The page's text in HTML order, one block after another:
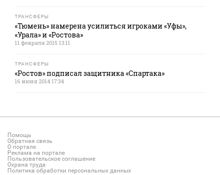
ТРАНСФЕРЫ
«Тюмень» намерена усилиться игроками «Уфы»,
«Урала» и «Ростова»
11 февраля 2015 13:11
ТРАНСФЕРЫ
«Ростов» подписал защитника «Спартака»
16 июня 2014 17:34
Помощь
Обратная связь
О портале
Реклама на портале
Пользовательское соглашение
Охрана труда
Политика обработки персональных данных